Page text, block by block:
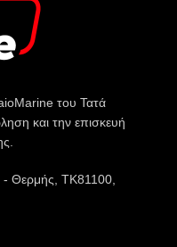
του Τατά
και την επισκευή
- Θερμής, ΤΚ81100,